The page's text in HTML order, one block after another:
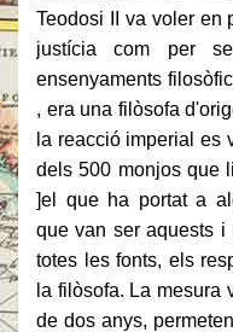
Teodosi II va voler en
justícia com per
ensenyaments
, era una filòsofa
la reacció imperial es
dels 500 monjos que
]el que ha portat a
que van ser aquests i
totes les fonts, els
la filòsofa. La mesura
de dos anys,